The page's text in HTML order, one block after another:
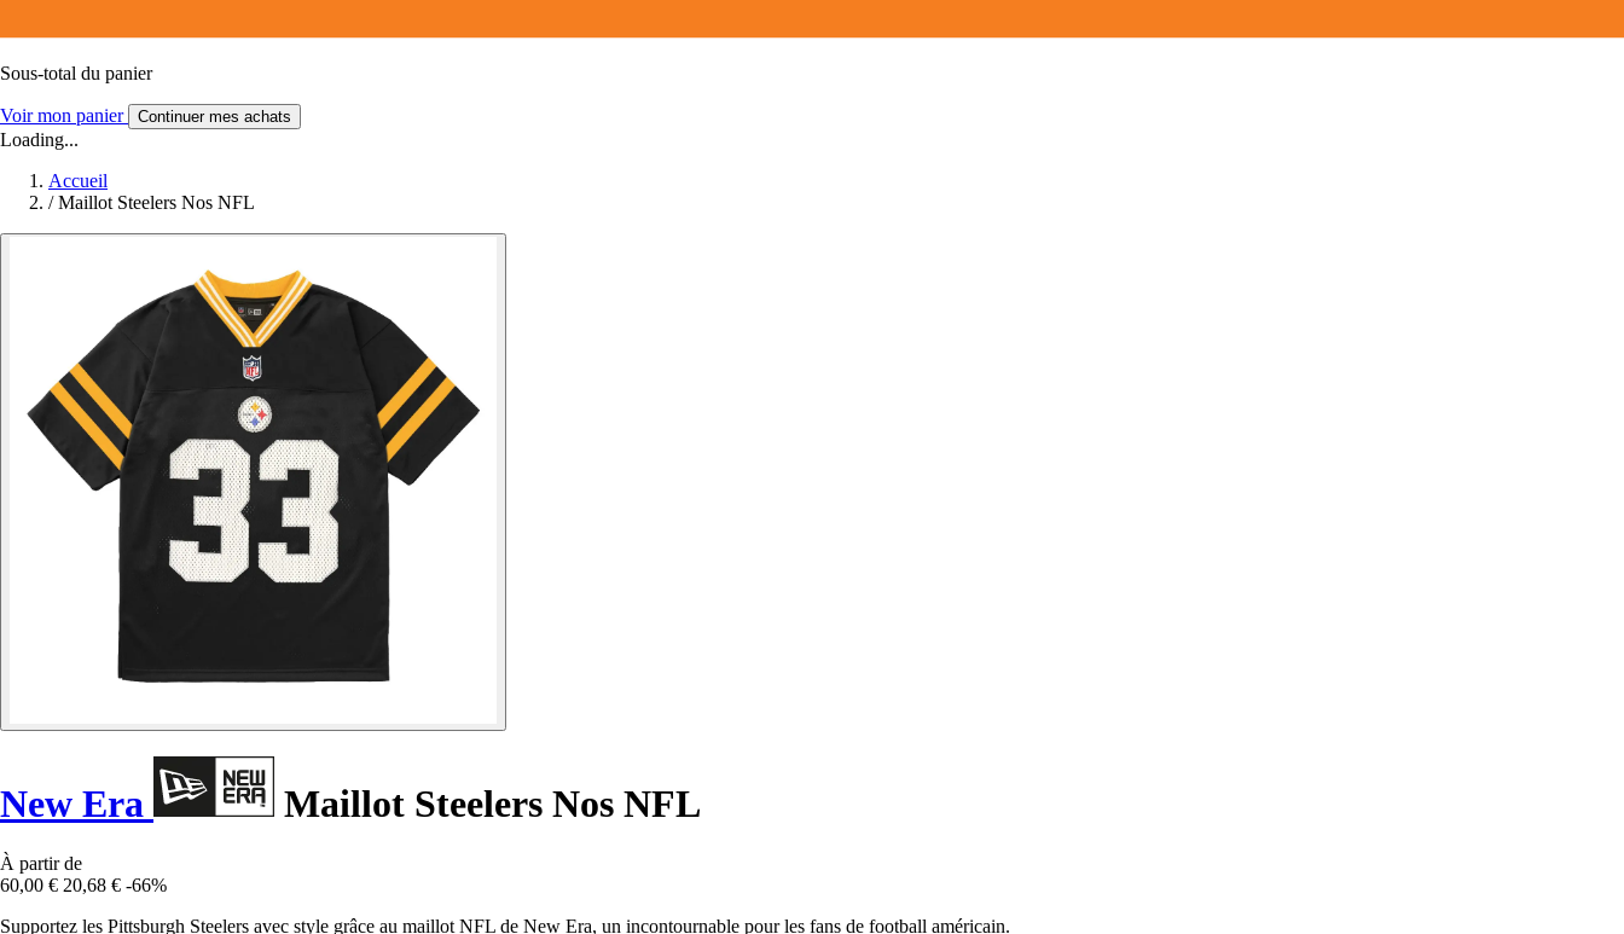
Sous-total du panier
Voir mon panier Continuer mes achats
Loading...
Accueil
/ Maillot Steelers Nos NFL
New Era Maillot Steelers Nos NFL
À partir de
60,00 € 20,68 € -66%
Supportez les Pittsburgh Steelers avec style grâce au maillot NFL de New Era, un incontournable pour les fans de football américain.